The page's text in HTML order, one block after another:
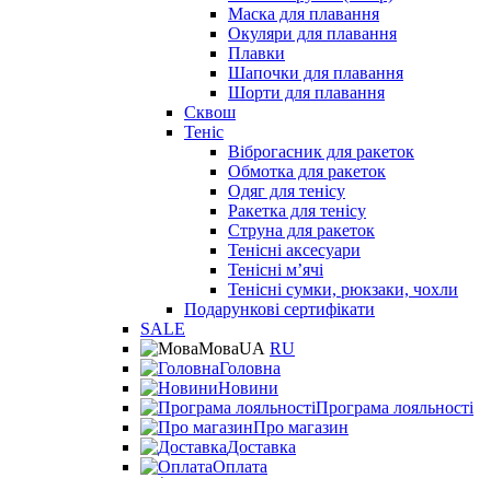
Маска для плавання
Окуляри для плавання
Плавки
Шапочки для плавання
Шорти для плавання
Сквош
Теніс
Віброгасник для ракеток
Обмотка для ракеток
Одяг для тенісу
Ракетка для тенісу
Струна для ракеток
Тенісні аксесуари
Тенісні мʼячі
Тенісні сумки, рюкзаки, чохли
Подарункові сертифікати
SALE
МоваUA RU
Головна
Новини
Програма лояльності
Про магазин
Доставка
Оплата